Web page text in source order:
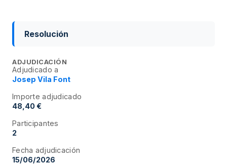
Resolución
ADJUDICACIÓN
Adjudicado a
Josep Vila Font
Importe adjudicado
48,40 €
Participantes
2
Fecha adjudicación
15/06/2026